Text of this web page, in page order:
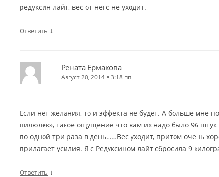
редуксин лайт, вес от него не уходит.
Ответить ↓
Рената Ермакова
Август 20, 2014 в 3:18 пп
Если нет желания, то и эффекта не будет. А больше мне
пилюлек», такое ощущение что вам их надо было 96 штук
по одной три раза в день……Вес уходит, притом очень
прилагает усилия. Я с Редуксином лайт сбросила 9
Ответить ↓